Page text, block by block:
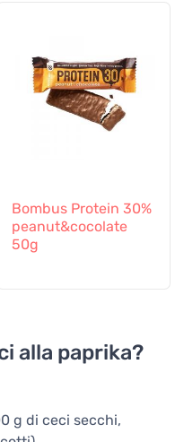
Bombus Protein 30%
peanut&cocolate
50g
alla paprika?
g di ceci secchi,